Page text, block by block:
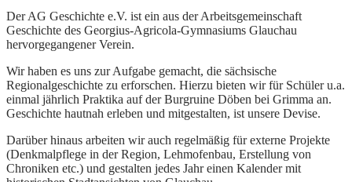
Der AG Geschichte e.V. ist ein aus der Arbeitsgemeinschaft
Geschichte des Georgius-Agricola-Gymnasiums Glauchau
hervorgegangener Verein.
Wir haben es uns zur Aufgabe gemacht, die sächsische
Regionalgeschichte zu erforschen. Hierzu bieten wir für Schüler u.a.
einmal jährlich Praktika auf der Burgruine Döben bei Grimma an.
Geschichte hautnah erleben und mitgestalten, ist unsere Devise.
Darüber hinaus arbeiten wir auch regelmäßig für externe Projekte
(Denkmalpflege in der Region, Lehmofenbau, Erstellung von
Chroniken etc.) und gestalten jedes Jahr einen Kalender mit